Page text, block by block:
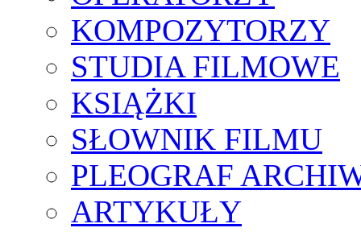
KOMPOZYTORZY
STUDIA FILMOWE
KSIĄŻKI
SŁOWNIK FILMU
PLEOGRAF
ARTYKUŁY